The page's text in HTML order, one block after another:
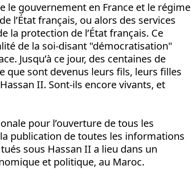
le gouvernement en France et le régime
l’État français, ou alors des services
la protection de l’État français. Ce
de la soi-disant "démocratisation"
Jusqu’à ce jour, des centaines de
que sont devenus leurs fils, leurs filles
II. Sont-ils encore vivants, et
pour l’ouverture de tous les
publication de toutes les informations
sous Hassan II a lieu dans un
et politique, au Maroc.